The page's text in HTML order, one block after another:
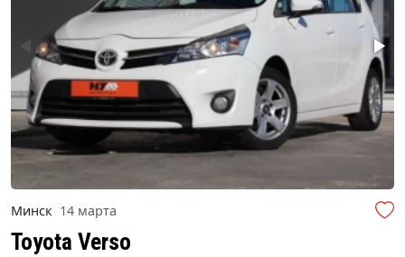
Минск 14 марта
Toyota Verso